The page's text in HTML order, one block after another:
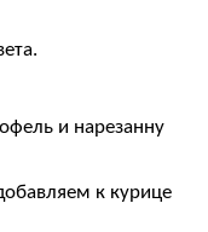
и нарезанну
к курице